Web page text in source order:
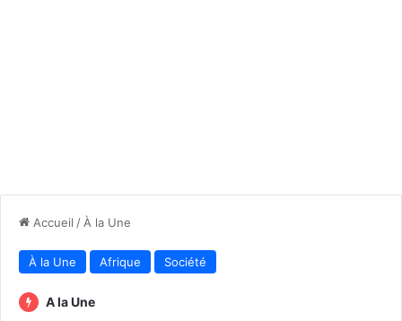
Accueil / À la Une
À la Une Afrique Société
A la Une